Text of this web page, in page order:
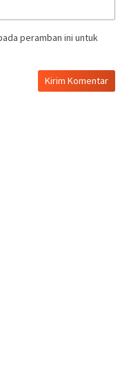
peramban ini untuk